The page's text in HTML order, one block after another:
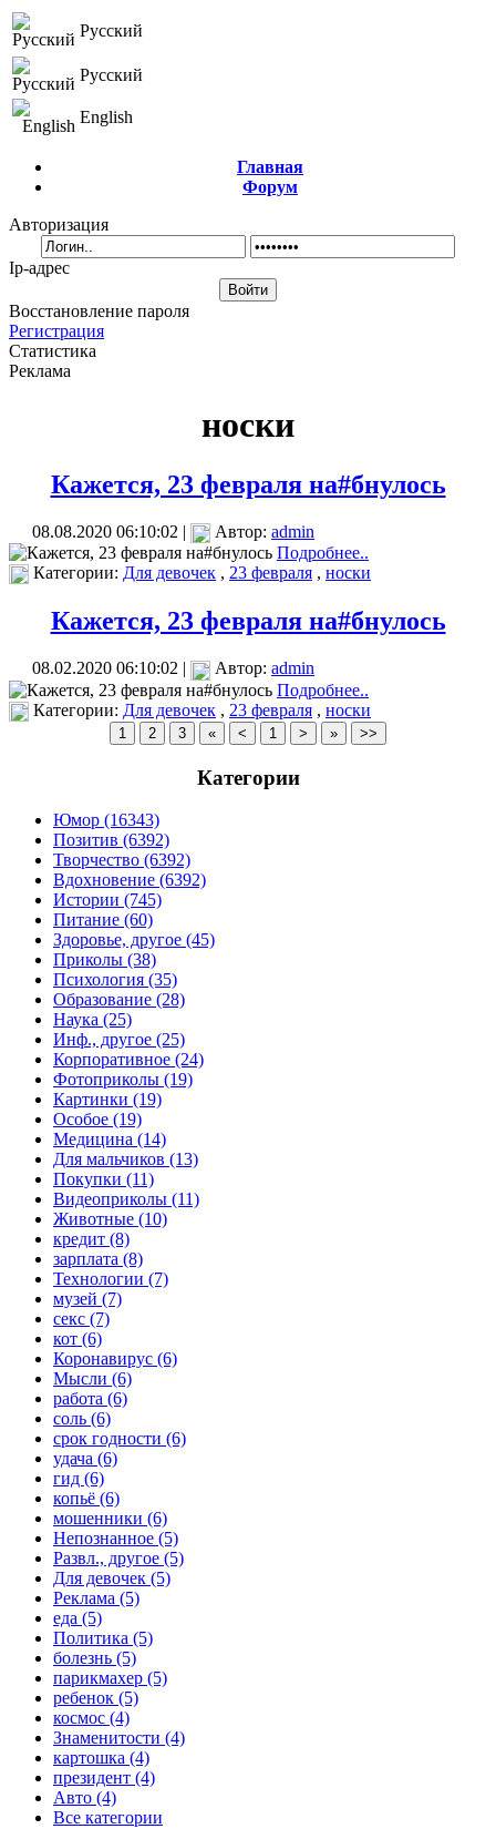
Русский
Русский
English
Главная
Форум
Авторизация
Ip-адрес
Восстановление пароля
Регистрация
Статистика
Реклама
носки
Кажется, 23 февраля на#бнулось
08.08.2020 06:10:02 | Автор: admin
Подробнее..
Категории: Для девочек , 23 февраля , носки
Кажется, 23 февраля на#бнулось
08.02.2020 06:10:02 | Автор: admin
Подробнее..
Категории: Для девочек , 23 февраля , носки
Категории
Юмор (16343)
Позитив (6392)
Творчество (6392)
Вдохновение (6392)
Истории (745)
Питание (60)
Здоровье, другое (45)
Приколы (38)
Психология (35)
Образование (28)
Наука (25)
Инф., другое (25)
Корпоративное (24)
Фотоприколы (19)
Картинки (19)
Особое (19)
Медицина (14)
Для мальчиков (13)
Покупки (11)
Видеоприколы (11)
Животные (10)
кредит (8)
зарплата (8)
Технологии (7)
музей (7)
секс (7)
кот (6)
Коронавирус (6)
Мысли (6)
работа (6)
соль (6)
срок годности (6)
удача (6)
гид (6)
копьё (6)
мошенники (6)
Непознанное (5)
Развл., другое (5)
Для девочек (5)
Реклама (5)
еда (5)
Политика (5)
болезнь (5)
парикмахер (5)
ребенок (5)
космос (4)
Знаменитости (4)
картошка (4)
президент (4)
Авто (4)
Все категории